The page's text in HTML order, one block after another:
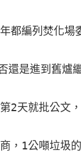
都編列焚化
還是進到舊
2天就批公文
，1公噸垃圾